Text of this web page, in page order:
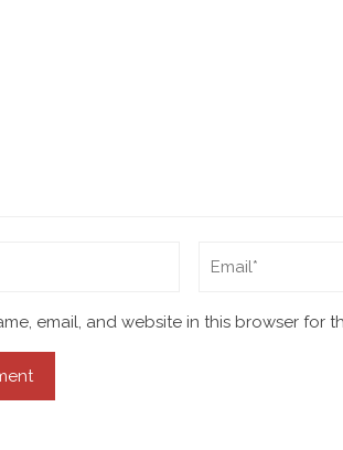
email, and website in this browser for